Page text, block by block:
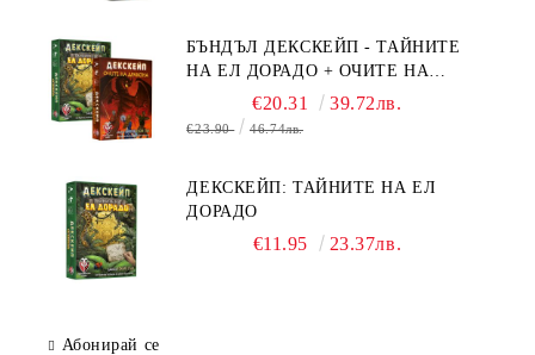
БЪНДЪЛ ДЕКСКЕЙП - ТАЙНИТЕ
НА ЕЛ ДОРАДО + ОЧИТЕ НА
ДРАКОНА€20.31 39.72лв.
€23.90 46.74лв.
ДЕКСКЕЙП: ТАЙНИТЕ НА ЕЛ
ДОРАДО
€11.95 23.37лв.
Абонирай се